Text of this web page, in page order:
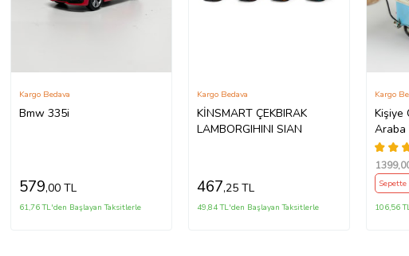
Bmw 335i
Kargo Bedava
579,00 TL
61,76 TL'den Başlayan Taksitlerle
KİNSMART ÇEKBIRAK
LAMBORGIHINI SIAN
Kargo Bedava
467,25 TL
49,84 TL'den Başlayan Taksitlerle
Kişiye
Araba
Kargo
1399
106,56